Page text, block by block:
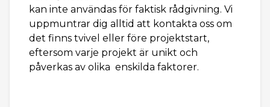
kan inte användas för faktisk rådgivning. Vi
uppmuntrar dig alltid att kontakta oss om
det finns tvivel eller före projektstart,
eftersom varje projekt är unikt och
påverkas av olika enskilda faktorer.